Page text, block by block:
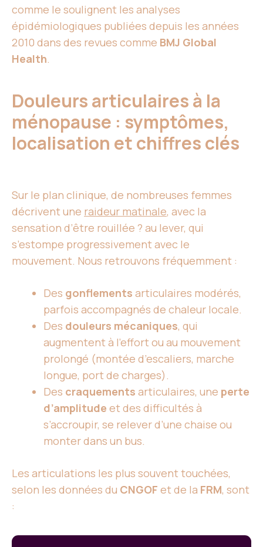
comme le soulignent les analyses
épidémiologiques publiées depuis les années
2010 dans des revues comme BMJ Global
Health.
Douleurs articulaires à la
ménopause : symptômes,
localisation et chiffres clés
Sur le plan clinique, de nombreuses femmes
décrivent une raideur matinale, avec la
sensation d’être rouillée ? au lever, qui
s’estompe progressivement avec le
mouvement. Nous retrouvons fréquemment :
Des gonflements articulaires modérés,
parfois accompagnés de chaleur locale.
Des douleurs mécaniques, qui
augmentent à l’effort ou au mouvement
prolongé (montée d’escaliers, marche
longue, port de charges).
Des craquements articulaires, une perte
d’amplitude et des difficultés à
s’accroupir, se relever d’une chaise ou
monter dans un bus.
Les articulations les plus souvent touchées,
selon les données du CNGOF et de la FRM, sont
: